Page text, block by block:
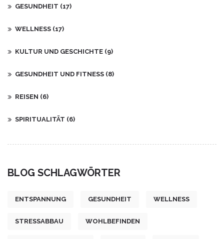
GESUNDHEIT (17)
WELLNESS (17)
KULTUR UND GESCHICHTE (9)
GESUNDHEIT UND FITNESS (8)
REISEN (6)
SPIRITUALITÄT (6)
BLOG SCHLAGWÖRTER
ENTSPANNUNG GESUNDHEIT WELLNESS
STRESSABBAU WOHLBEFINDEN